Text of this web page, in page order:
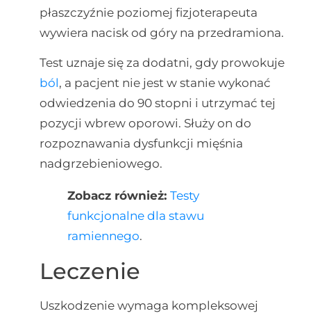
płaszczyźnie poziomej fizjoterapeuta
wywiera nacisk od góry na przedramiona.
Test uznaje się za dodatni, gdy prowokuje
ból, a pacjent nie jest w stanie wykonać
odwiedzenia do 90 stopni i utrzymać tej
pozycji wbrew oporowi. Służy on do
rozpoznawania dysfunkcji mięśnia
nadgrzebieniowego.
Zobacz również: Testy
funkcjonalne dla stawu
ramiennego.
Leczenie
Uszkodzenie wymaga kompleksowej